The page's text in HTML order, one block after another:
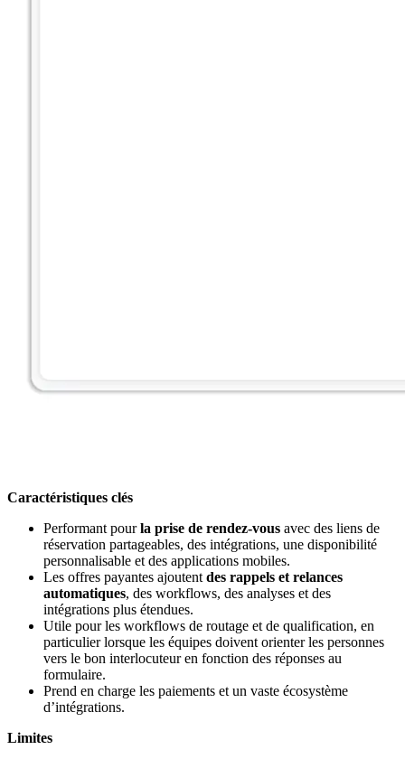
Caractéristiques clés
Performant pourla prise de rendez-vous avec des liens de
réservation partageables, des intégrations, une disponibilité
personnalisable et des applications mobiles.
Les offres payantes ajoutent des rappels et relances
automatiques, des workflows, des analyses et des
intégrations plus étendues.
Utile pour les workflows de routage et de qualification, en
particulier lorsque les équipes doivent orienter les personnes
vers le bon interlocuteur en fonction des réponses au
formulaire.
Prend en charge les paiements et un vaste écosystème
d’intégrations.
Limites